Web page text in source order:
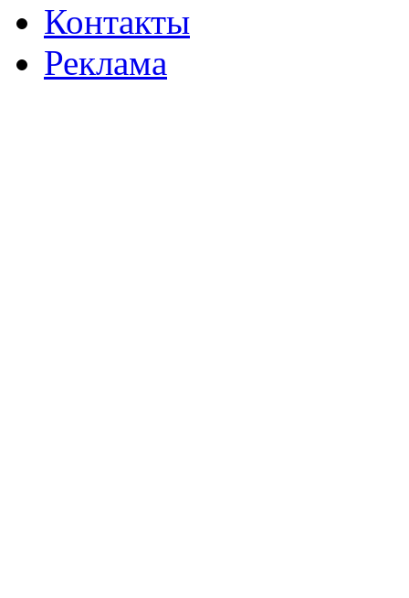
Контакты
Реклама